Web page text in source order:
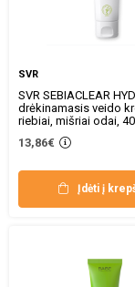
SVR
SVR SEBIACLEAR
drėkinamasis veido
riebiai, mišriai odai,
13,86€
Įdėti į